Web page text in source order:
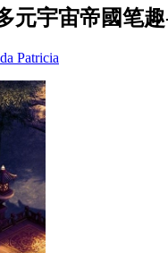
元宇宙帝國笔
Patricia